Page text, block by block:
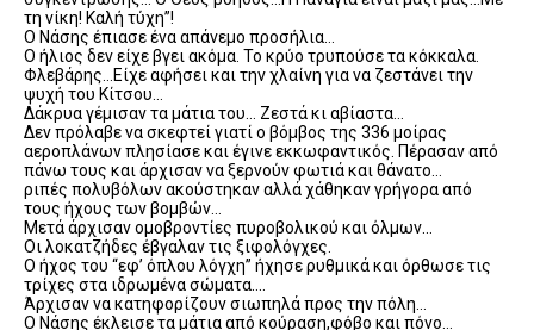
τη νίκη! Καλή τύχη”!
Ο Νάσης έπιασε ένα απάνεμο προσήλια…
Ο ήλιος δεν είχε βγει ακόμα. Το κρύο τρυπούσε τα κόκκαλα.
Φλεβάρης…Είχε αφήσει και την χλαίνη για να ζεστάνει την
ψυχή του Κίτσου…
Δάκρυα γέμισαν τα μάτια του… Ζεστά κι αβίαστα…
Δεν πρόλαβε να σκεφτεί γιατί ο βόμβος της 336 μοίρας
αεροπλάνων πλησίασε και έγινε εκκωφαντικός. Πέρασαν από
πάνω τους και άρχισαν να ξερνούν φωτιά και θάνατο…
ριπές πολυβόλων ακούστηκαν αλλά χάθηκαν γρήγορα από
τους ήχους των βομβών…
Μετά άρχισαν ομοβροντίες πυροβολικού και όλμων…
Οι λοκατζήδες έβγαλαν τις ξιφολόγχες.
Ο ήχος του “εφ’ όπλου λόγχη” ήχησε ρυθμικά και όρθωσε τις
τρίχες στα ιδρωμένα σώματα….
Άρχισαν να κατηφορίζουν σιωπηλά προς την πόλη…
Ο Νάσης έκλεισε τα μάτια από κούραση,φόβο και πόνο…